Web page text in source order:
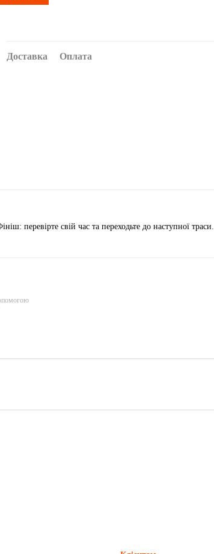
Доставка Оплата
перевірте свій час та переходьте до наступної траси.